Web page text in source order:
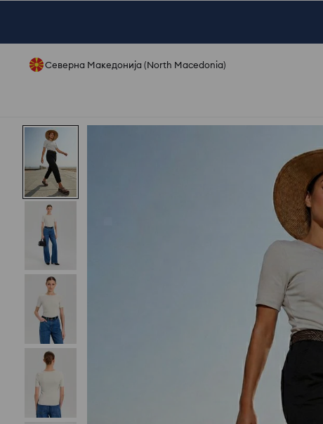
Северна Македонија (North Macedonia)